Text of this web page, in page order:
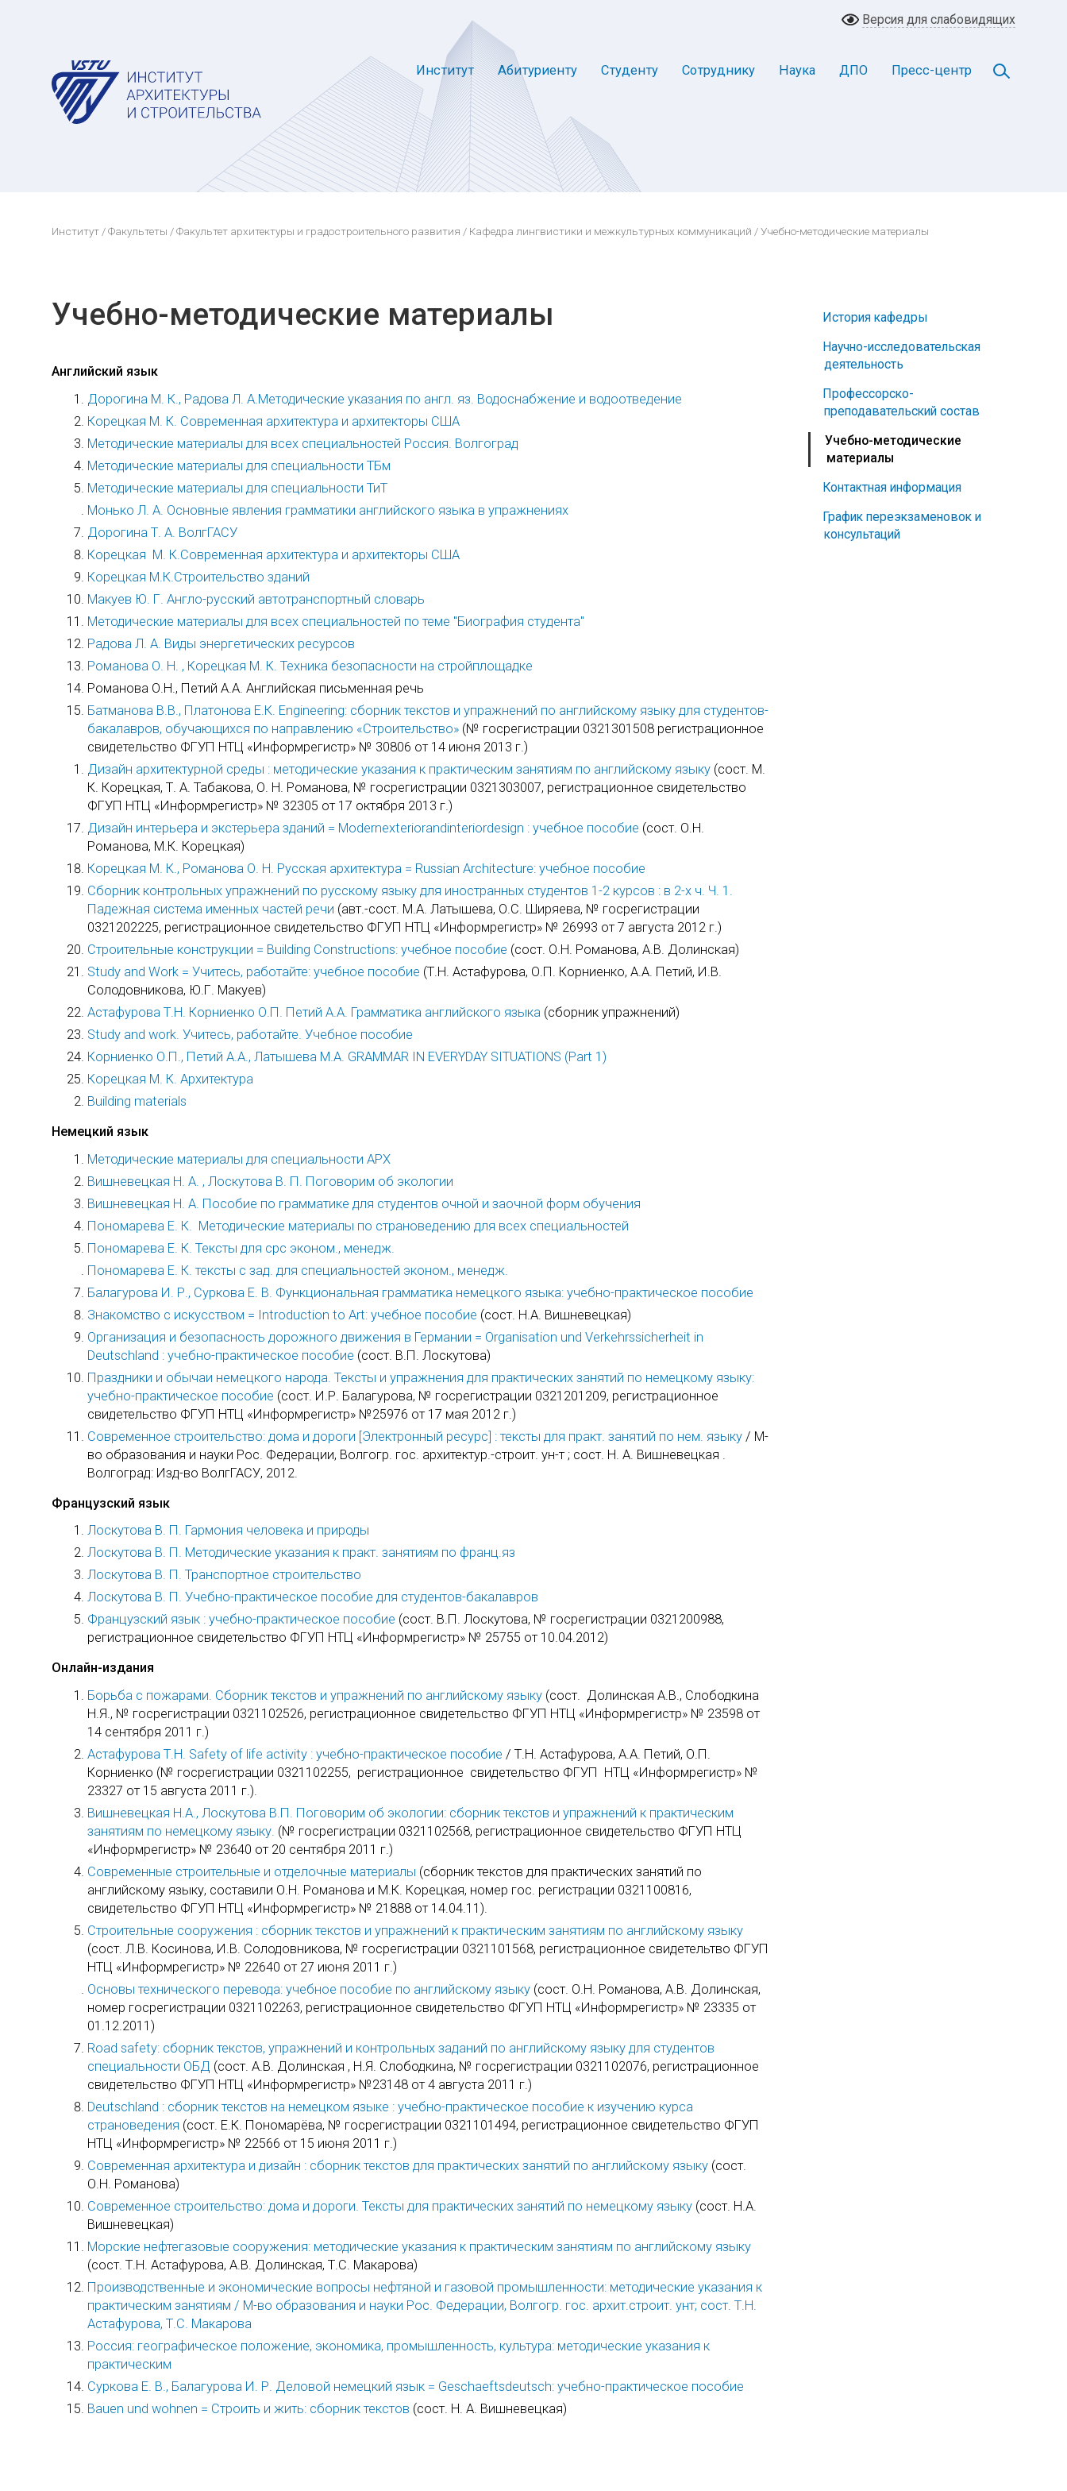
Версия для слабовидящих
Институт Абитуриенту Студенту Сотруднику Наука ДПО Пресс-центр
Институт /Факультеты /Факультет архитектуры и градостроительного развития / Кафедра лингвистики и межкультурных коммуникаций / Учебно-методические материалы
История кафедры
Научно-исследовательская
деятельность
Профессорско-
преподавательский состав
Учебно-методические
материалы
Контактная информация
График переэкзаменовок и
консультаций
Учебно-методические материалы
Английский язык
Дорогина М. К., Радова Л. А.Методические указания по англ. яз. Водоснабжение и водоотведение
Корецкая М. К. Современная архитектура и архитекторы США
Методические материалы для всех специальностей Россия. Волгоград
Методические материалы для специальности ТБм
Методические материалы для специальности ТиТ
Монько Л. А. Основные явления грамматики английского языка в упражнениях
Дорогина Т. А. ВолгГАСУ
Корецкая М. К.Современная архитектура и архитекторы США
Корецкая М.К.Строительство зданий
Макуев Ю. Г. Англо-русский автотранспортный словарь
Методические материалы для всех специальностей по теме "Биография студента"
Радова Л. А. Виды энергетических ресурсов
Романова О. Н. , Корецкая М. К. Техника безопасности на стройплощадке
Романова О.Н., Петий А.А. Английская письменная речь
Батманова В.В., Платонова Е.К. Engineering: сборник текстов и упражнений по английскому языку для студентов-
бакалавров, обучающихся по направлению «Строительство» (№ госрегистрации 0321301508 регистрационное
свидетельство ФГУП НТЦ «Информрегистр» № 30806 от 14 июня 2013 г.)
Дизайн архитектурной среды : методические указания к практическим занятиям по английскому языку (сост. М.
К. Корецкая, Т. А. Табакова, О. Н. Романова, № госрегистрации 0321303007, регистрационное свидетельство
ФГУП НТЦ «Информрегистр» № 32305 от 17 октября 2013 г.)
Дизайн интерьера и экстерьера зданий = Modernexteriorandinteriordesign : учебное пособие (сост. О.Н.
Романова, М.К. Корецкая)
Корецкая М. К., Романова О. Н. Русская архитектура = Russian Architecture: учебное пособие
Сборник контрольных упражнений по русскому языку для иностранных студентов 1-2 курсов : в 2-х ч. Ч. 1.
Падежная система именных частей речи (авт.-сост. М.А. Латышева, О.С. Ширяева, № госрегистрации
0321202225, регистрационное свидетельство ФГУП НТЦ «Информрегистр» № 26993 от 7 августа 2012 г.)
Строительные конструкции = Building Constructions: учебное пособие (сост. О.Н. Романова, А.В. Долинская)
Study and Work = Учитесь, работайте: учебное пособие (Т.Н. Астафурова, О.П. Корниенко, А.А. Петий, И.В.
Солодовникова, Ю.Г. Макуев)
Астафурова Т.Н. Корниенко О.П. Петий А.А. Грамматика английского языка (сборник упражнений)
Study and work. Учитесь, работайте. Учебное пособие
Корниенко О.П., Петий А.А., Латышева М.А. GRAMMAR IN EVERYDAY SITUATIONS (Part 1)
Корецкая М. К. Архитектура
Building materials
Немецкий язык
Методические материалы для специальности АРХ
Вишневецкая Н. А. , Лоскутова В. П. Поговорим об экологии
Вишневецкая Н. А. Пособие по грамматике для студентов очной и заочной форм обучения
Пономарева Е. К. Методические материалы по страноведению для всех специальностей
Пономарева Е. К. Тексты для срс эконом., менедж.
Пономарева Е. К. тексты с зад. для специальностей эконом., менедж.
Балагурова И. Р., Суркова Е. В. Функциональная грамматика немецкого языка: учебно-практическое пособие
Знакомство с искусством = Introduction to Art: учебное пособие (сост. Н.А. Вишневецкая)
Организация и безопасность дорожного движения в Германии = Organisation und Verkehrssicherheit in
Deutschland : учебно-практическое пособие (сост. В.П. Лоскутова)
Праздники и обычаи немецкого народа. Тексты и упражнения для практических занятий по немецкому языку:
учебно-практическое пособие (сост. И.Р. Балагурова, № госрегистрации 0321201209, регистрационное
свидетельство ФГУП НТЦ «Информрегистр» №25976 от 17 мая 2012 г.)
Современное строительство: дома и дороги [Электронный ресурс] : тексты для практ. занятий по нем. языку / М-
во образования и науки Рос. Федерации, Волгогр. гос. архитектур.-строит. ун-т ; сост. Н. А. Вишневецкая .
Волгоград: Изд-во ВолгГАСУ, 2012.
Французский язык
Лоскутова В. П. Гармония человека и природы
Лоскутова В. П. Методические указания к практ. занятиям по франц.яз
Лоскутова В. П. Транспортное строительство
Лоскутова В. П. Учебно-практическое пособие для студентов-бакалавров
Французский язык : учебно-практическое пособие (сост. В.П. Лоскутова, № госрегистрации 0321200988,
регистрационное свидетельство ФГУП НТЦ «Информрегистр» № 25755 от 10.04.2012)
Онлайн-издания
Борьба с пожарами. Сборник текстов и упражнений по английскому языку (сост. Долинская А.В., Слободкина
Н.Я., № госрегистрации 0321102526, регистрационное свидетельство ФГУП НТЦ «Информрегистр» № 23598 от
14 сентября 2011 г.)
Астафурова Т.Н. Safety of life activity : учебно-практическое пособие / Т.Н. Астафурова, А.А. Петий, О.П.
Корниенко (№ госрегистрации 0321102255, регистрационное свидетельство ФГУП НТЦ «Информрегистр» №
23327 от 15 августа 2011 г.).
Вишневецкая Н.А., Лоскутова В.П. Поговорим об экологии: сборник текстов и упражнений к практическим
занятиям по немецкому языку. (№ госрегистрации 0321102568, регистрационное свидетельство ФГУП НТЦ
«Информрегистр» № 23640 от 20 сентября 2011 г.)
Современные строительные и отделочные материалы (сборник текстов для практических занятий по
английскому языку, составили О.Н. Романова и М.К. Корецкая, номер гос. регистрации 0321100816,
свидетельство ФГУП НТЦ «Информрегистр» № 21888 от 14.04.11).
Строительные сооружения : сборник текстов и упражнений к практическим занятиям по английскому языку
(сост. Л.В. Косинова, И.В. Солодовникова , № госрегистрации 0321101568, регистрационное свидетельтво ФГУП
НТЦ «Информрегистр» № 22640 от 27 июня 2011 г.)
Основы технического перевода: учебное пособие по английскому языку (сост. О.Н. Романова, А.В. Долинская,
номер госрегистрации 0321102263, регистрационное свидетельство ФГУП НТЦ «Информрегистр» № 23335 от
01.12.2011)
Road safety: сборник текстов, упражнений и контрольных заданий по английскому языку для студентов
специальности ОБД (сост. А.В. Долинская , Н.Я. Слободкина, № госрегистрации 0321102076, регистрационное
свидетельство ФГУП НТЦ «Информрегистр» №23148 от 4 августа 2011 г.)
Deutschland : сборник текстов на немецком языке : учебно-практическое пособие к изучению курса
страноведения (сост. Е.К. Пономарёва, № госрегистрации 0321101494, регистрационное свидетельство ФГУП
НТЦ «Информрегистр» № 22566 от 15 июня 2011 г.)
Современная архитектура и дизайн : сборник текстов для практических занятий по английскому языку (сост.
О.Н. Романова)
Современное строительство: дома и дороги. Тексты для практических занятий по немецкому языку (сост. Н.А.
Вишневецкая)
Морские нефтегазовые сооружения: методические указания к практическим занятиям по английскому языку
(сост. Т.Н. Астафурова, А.В. Долинская, Т.С. Макарова)
Производственные и экономические вопросы нефтяной и газовой промышленности: методические указания к
практическим занятиям / М-во образования и науки Рос. Федерации, Волгогр. гос. архит.строит. унт; сост. Т.Н.
Астафурова, Т.С. Макарова
Россия: географическое положение, экономика, промышленность, культура: методические указания к
практическим
Суркова Е. В., Балагурова И. Р. Деловой немецкий язык = Geschaeftsdeutsch: учебно-практическое пособие
Bauen und wohnen = Строить и жить: сборник текстов (сост. Н. А. Вишневецкая)